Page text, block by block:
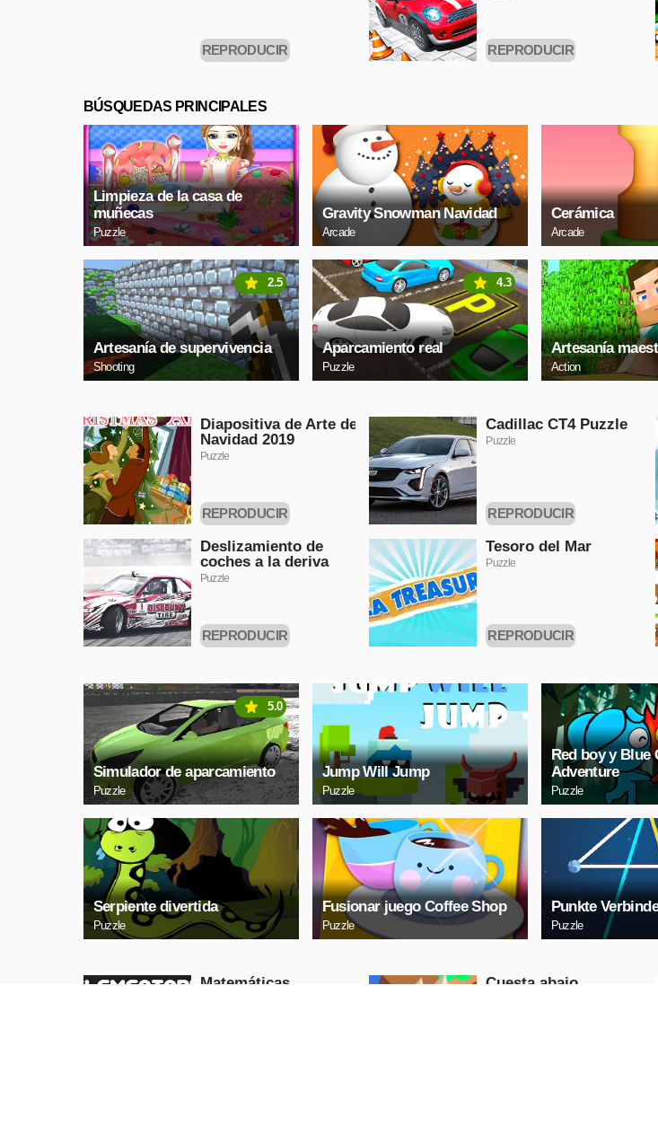
REPRODUCIR
REPRODUCIR
BÚSQUEDAS PRINCIPALES
Limpieza de la casa de
muñecas
Puzzle
Gravity Snowman Navidad
Arcade
Cerámica
Arcade
Artesanía de supervivencia
Shooting
2.5
Aparcamiento real
Puzzle
4.3
Artesanía
Action
Diapositiva de Arte de
Navidad 2019
Puzzle
REPRODUCIR
Cadillac CT4 Puzzle
Puzzle
REPRODUCIR
Deslizamiento de
coches a la deriva
Puzzle
REPRODUCIR
Tesoro del Mar
Puzzle
REPRODUCIR
Simulador de aparcamiento
Puzzle
5.0
Jump Will Jump
Puzzle
Red boy y Blue
Adventure
Puzzle
Serpiente divertida
Puzzle
Fusionar juego Coffee Shop
Puzzle
Punkte
Puzzle
Matemáticas
Cuesta abajo